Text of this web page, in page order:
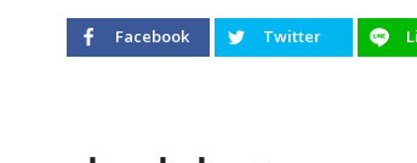
Facebook Twitter